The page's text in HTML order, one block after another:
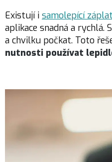
Existují i samolepící
aplikace snadná a rychlá.
a chvilku počkat. Toto
nutnosti používat